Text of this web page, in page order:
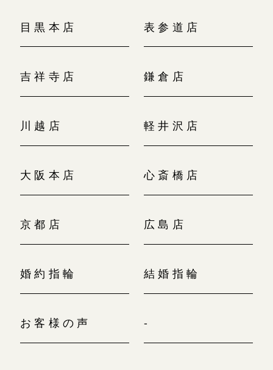
目黒本店 表参道店
吉祥寺店 鎌倉店
川越店 軽井沢店
大阪本店 心斎橋店
京都店 広島店
婚約指輪 結婚指輪
お客様の声 -